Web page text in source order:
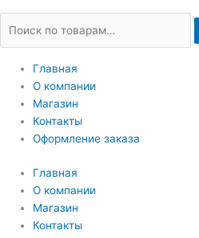
Главная
О компании
Магазин
Контакты
Оформление заказа
Главная
О компании
Магазин
Контакты